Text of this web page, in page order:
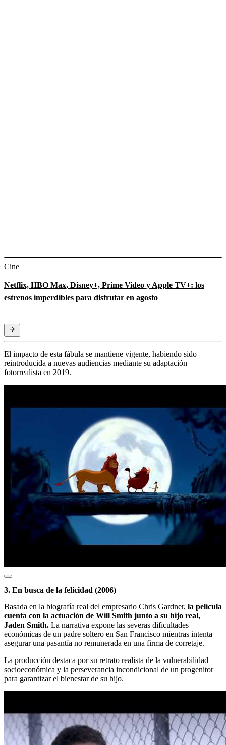
Cine
Netflix, HBO Max, Disney+, Prime Video y Apple TV+: los
estrenos imperdibles para disfrutar en agosto
El impacto de esta fábula se mantiene vigente, habiendo sido
reintroducida a nuevas audiencias mediante su adaptación
fotorrealista en 2019.
3. En busca de la felicidad (2006)
Basada en la biografía real del empresario Chris Gardner, la película
cuenta con la actuación de Will Smith junto a su hijo real,
Jaden Smith. La narrativa expone las severas dificultades
económicas de un padre soltero en San Francisco mientras intenta
asegurar una pasantía no remunerada en una firma de corretaje.
La producción destaca por su retrato realista de la vulnerabilidad
socioeconómica y la perseverancia incondicional de un progenitor
para garantizar el bienestar de su hijo.